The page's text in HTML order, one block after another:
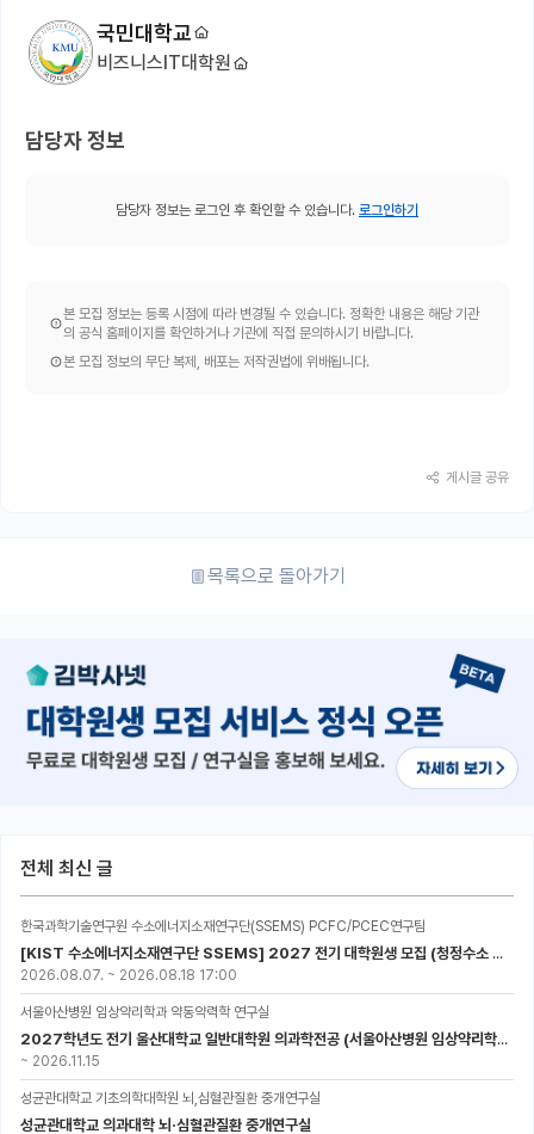
국민대학교
비즈니스IT대학원
담당자 정보
담당자 정보는 로그인 후 확인할 수 있습니다. 로그인하기
본 모집 정보는 등록 시점에 따라 변경될 수 있습니다. 정확한 내용은 해당 기관
의 공식 홈페이지를 확인하거나 기관에 직접 문의하시기 바랍니다.
본 모집 정보의 무단 복제, 배포는 저작권법에 위배됩니다.
게시글 공유
목록으로 돌아가기
전체 최신 글
한국과학기술연구원 수소에너지소재연구단(SSEMS) PCFC/PCEC연구팀
[KIST 수소에너지소재연구단 SSEMS] 2027 전기 대학원생 모집 (청정수소 생산/활용을 위한 프로톤 세라믹 전지)
2026.08.07. ~ 2026.08.18 17:00
서울아산병원 임상약리학과 약동약력학 연구실
2027학년도 전기 울산대학교 일반대학원 의과학전공 (서울아산병원 임상약리학과 약동약력학 연구실) 대학원생 모집공고
~ 2026.11.15
성균관대학교 기초의학대학원 뇌,심혈관질환 중개연구실
성균관대학교 의과대학 뇌·심혈관질환 중개연구실